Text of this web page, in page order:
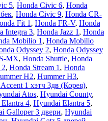
5, Honda Civic 6, Honda
, Honda Civic 9, Honda CR-
Fit 1 , Honda FR-V, Honda
Integra 3, Honda Jazz 1 , Honda
Mobilio 1 , Honda Mobilio
Odyssey 2, Honda Odyssey
MX, Honda Shuttle, Honda
, Honda Stream 1 , Honda
H2, Hummer H3,
1 хэтч 3дв (Корея),
Atos, Hyundai County,
4, Hyundai Elantra 5,
Galloper 3 двери, Hyundai